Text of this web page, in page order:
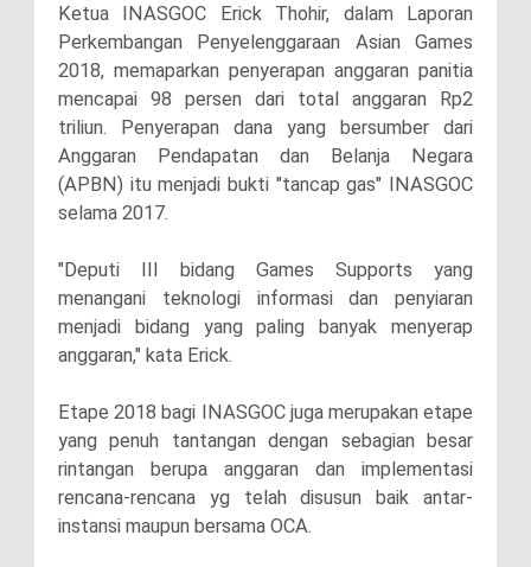
Ketua INASGOC Erick Thohir, dalam Laporan
Perkembangan Penyelenggaraan Asian Games
2018, memaparkan penyerapan anggaran panitia
mencapai 98 persen dari total anggaran Rp2
triliun. Penyerapan dana yang bersumber dari
Anggaran Pendapatan dan Belanja Negara
(APBN) itu menjadi bukti "tancap gas" INASGOC
selama 2017.
"Deputi III bidang Games Supports yang
menangani teknologi informasi dan penyiaran
menjadi bidang yang paling banyak menyerap
anggaran," kata Erick.
Etape 2018 bagi INASGOC juga merupakan etape
yang penuh tantangan dengan sebagian besar
rintangan berupa anggaran dan implementasi
rencana-rencana yg telah disusun baik antar-
instansi maupun bersama OCA.